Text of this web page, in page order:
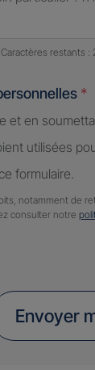
restants :
restants :
*
et en
utilisées
formulaire.
notamment de
consulter notre
Envoyer